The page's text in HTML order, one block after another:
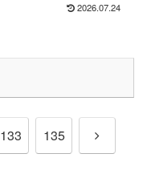
2026.07.24
133 135
次